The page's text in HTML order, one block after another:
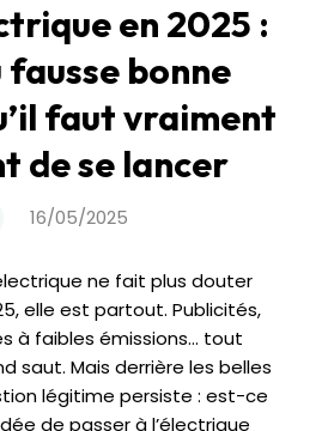
en 2025 :
fausse bonne
faut vraiment
de se lancer
16/05/2025
ne fait plus douter
elle est partout. Publicités,
à faibles émissions… tout
saut. Mais derrière les belles
légitime persiste : est-ce
de passer à l’électrique